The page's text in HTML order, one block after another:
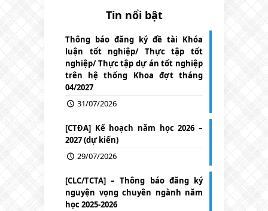
Tin nổi bật
Thông báo đăng ký đề tài Khóa
luận tốt nghiệp/ Thực tập tốt
nghiệp/ Thực tập dự án tốt nghiệp
trên hệ thống Khoa đợt tháng
04/2027
31/07/2026
[CTĐA] Kế hoạch năm học 2026 –
2027 (dự kiến)
29/07/2026
[CLC/TCTA] – Thông báo đăng ký
nguyện vọng chuyên ngành năm
học 2025-2026